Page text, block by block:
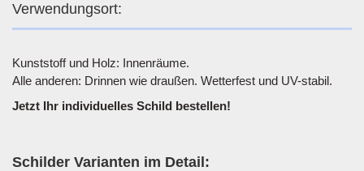
Verwendungsort:
Kunststoff und Holz: Innenräume.
Alle anderen: Drinnen wie draußen. Wetterfest und UV-stabil.
Jetzt Ihr individuelles Schild bestellen!
Schilder Varianten im Detail: